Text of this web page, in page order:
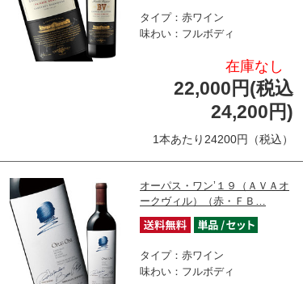
タイプ：赤ワイン
味わい：フルボディ
在庫なし
22,000円(税込
24,200円)
1本あたり24200円（税込）
オーパス・ワン’１９（ＡＶＡオ
ークヴィル）（赤・ＦＢ…
タイプ：赤ワイン
味わい：フルボディ